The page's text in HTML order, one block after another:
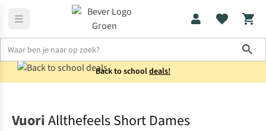
Back to schooldeals!
VuoriAllthefeels Short Dames